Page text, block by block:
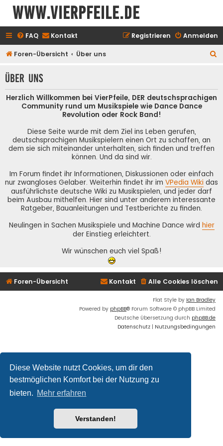
Diese Website nutzt Cookies, um dir den
bestmöglichen Komfort bei der Nutzung zu
bieten. Mehr erfahren
Verstanden!
www.vierpfeile.de
FAQ Kontakt Anmelden
Registrieren
Foren-Übersicht Über uns
h
Über uns
Herzlich Willkommen bei VierPfeile, DER deutschsprachigen
Community rund um Musikspiele wie Dance Dance
Revolution oder Rock Band!
Diese Seite wurde mit dem Ziel ins Leben gerufen,
deutschsprachigen Musikspielern einen Ort zu schaffen, an
dem sie sich miteinander unterhalten, sich finden und treffen
können. Und da sind wir.
Im Forum findet ihr Informationen, Diskussionen oder einfach
nur zwangloses Gelaber. Weiterhin findet ihr im VPedia Wiki das
ausführlichste deutsche Wiki zu Musikspielen, und jeder darf
beim Ausbau mithelfen. Hier sind unter anderem interessante
Ratgeber, Bauanleitungen und Testberichte zu finden.
Neulingen in Sachen Musikspiele und Machine Dance wird hier
der Einstieg erleichtert.
Wir wünschen euch viel Spaß!
Foren-Übersicht Alle Cookies löschen
Kontakt
Flat Style by Ian Bradley
Powered by phpBB® Forum Software © phpBB Limited
Deutsche Übersetzung durch phpBB.de
Datenschutz | Nutzungsbedingungen